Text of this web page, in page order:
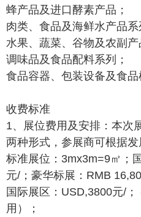
蜂产品及进口酵素产品；
肉类、食品及海鲜水产品系
水果、蔬菜、谷物及农副产
调味品及食品配料系列；
食品容器、包装设备及食品
收费标准
1、展位费用及安排：本次
两种形式，参展商可根据发
标准展位：3mx3m=9㎡；
元/；豪华标展：RMB
国际展区：USD,3800元/
用）；